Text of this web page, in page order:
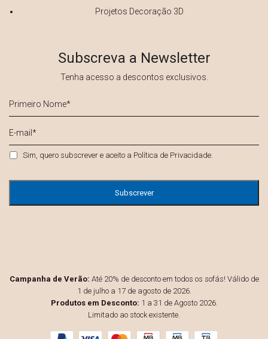
Projetos Decoração 3D
Subscreva a Newsletter
Tenha acesso a descontos exclusivos.
Nome
*
mail
Privacidade *
Sim, quero subscrever e aceito a Política de Privacidade.
Campanha de Verão: Até 20% de desconto em todos os sofás! Válido de
1 de julho a 17 de agosto de 2026.
Produtos em Desconto: 1 a 31 de Agosto 2026.
Limitado ao stock existente.